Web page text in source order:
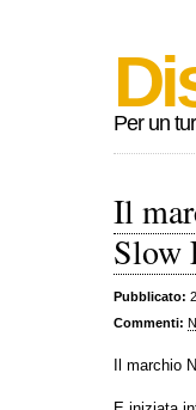
Per un
Il
Slow
Pubblicato:
Commenti:
Il marchio